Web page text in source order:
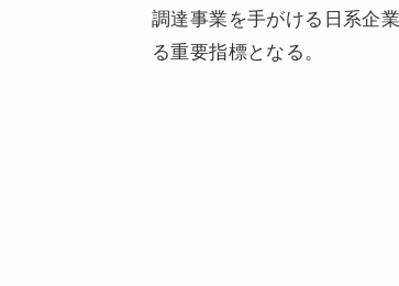
調達事業を手がける日系企
る重要指標となる。